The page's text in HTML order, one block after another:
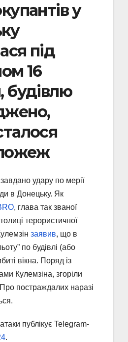
у
під
16
будівлю
удару по мерії
в Донецьку. Як
, глава так званої
терористичної
заявив, що в
по будівлі (або
вікна. Поряд із
Кулемзіна, згоріли
постраждалих наразі
публікує Telegram-
.